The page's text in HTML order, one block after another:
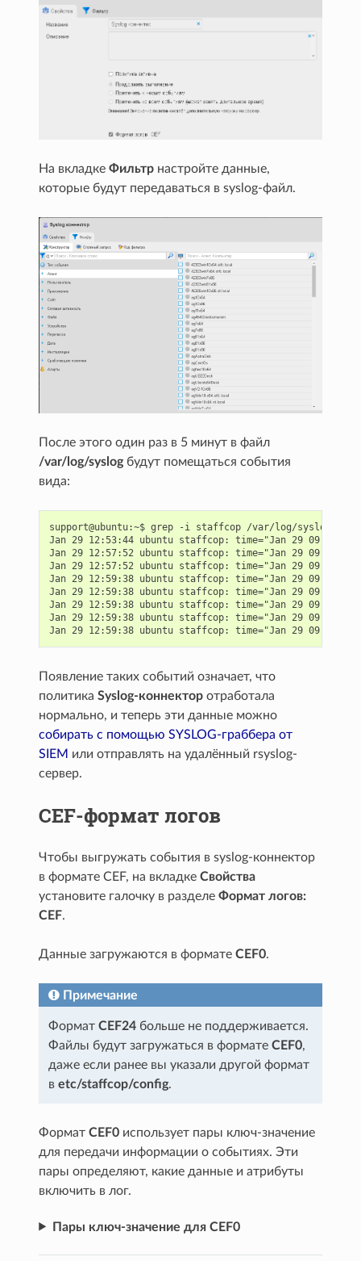
На вкладкеФильтр настройте данные,
которые будут передаваться в syslog-файл.
После этого один раз в 5 минут в файл
/var/log/syslogбудут помещаться события
вида:
support@ubuntu:~$ grep -i staffcop /var/log/syslog
Jan 29 12:53:44 ubuntu staffcop: time="Jan 29
Jan 29 12:57:52 ubuntu staffcop: time="Jan 29
Jan 29 12:57:52 ubuntu staffcop: time="Jan 29
Jan 29 12:59:38 ubuntu staffcop: time="Jan 29
Jan 29 12:59:38 ubuntu staffcop: time="Jan 29
Jan 29 12:59:38 ubuntu staffcop: time="Jan 29
Jan 29 12:59:38 ubuntu staffcop: time="Jan 29
Появление таких событий означает, что
политикаSyslog-коннектор отработала
нормально, и теперь эти данные можно
собирать с помощью SYSLOG-граббера от
SIEM или отправлять на удалённый rsyslog-
сервер.
CEF-формат логов
Чтобы выгружать события в syslog-коннектор
в формате CEF, на вкладкеСвойства
установите галочку в разделеФормат логов:
CEF.
Данные загружаются в форматеCEF0.
Примечание
ФорматCEF24 больше не поддерживается.
Файлы будут загружаться в форматеCEF0,
даже если ранее вы указали другой формат
вetc/staffcop/config.
ФорматCEF0 использует пары ключ-значение
для передачи информации о событиях. Эти
пары определяют, какие данные и атрибуты
включить в лог.
Пары ключ-значение для CEF0